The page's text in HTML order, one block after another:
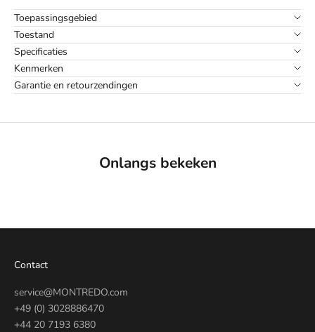
Toepassingsgebied
Toestand
Specificaties
Kenmerken
Garantie en retourzendingen
Onlangs bekeken
Contact
service@MONTREDO.com
+49 (0) 3028886470
+44 20 7193 6380